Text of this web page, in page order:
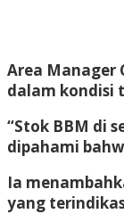
Area Manager
dalam kondisi
“Stok BBM di
dipahami
Ia
yang